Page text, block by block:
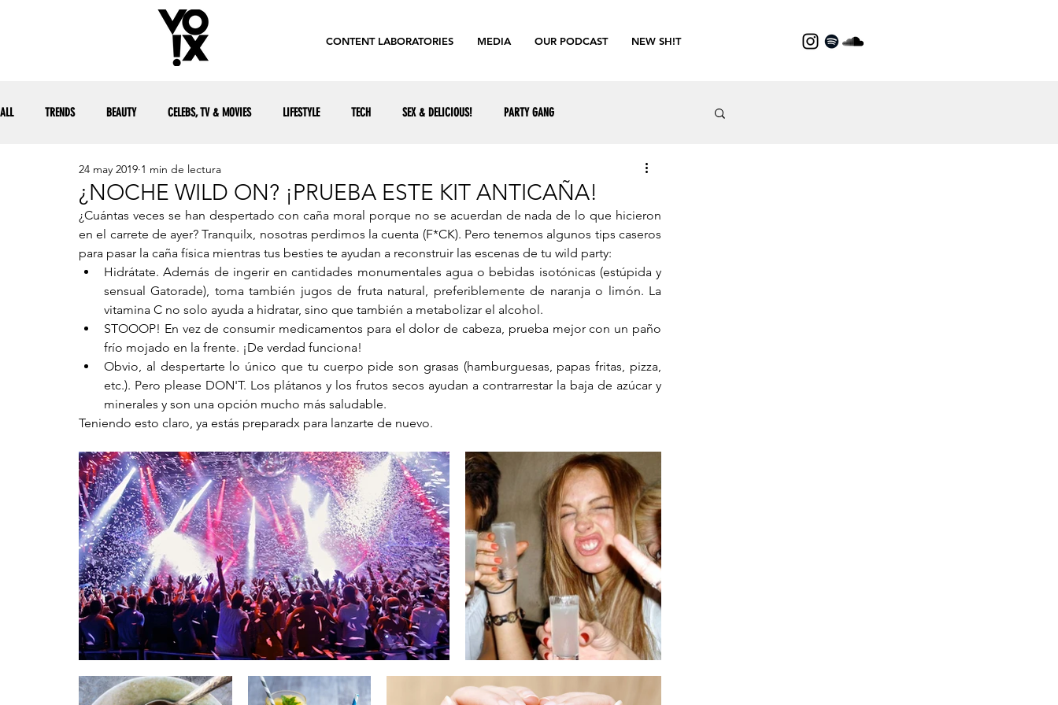
CONTENT LABORATORIES MEDIA OUR PODCAST NEW SH!T
ALL TRENDS BEAUTY CELEBS, TV & MOVIES LIFESTYLE TECH SEX & DELICIOUS! PARTY GANG
¿NOCHE WILD ON? ¡PRUEBA ESTE KIT ANTICAÑA!
24 may 2019 1 min de lectura
¿Cuántas veces se han despertado con caña moral porque no se acuerdan de nada de lo que hicieron
en el carrete de ayer? Tranquilx, nosotras perdimos la cuenta (F*CK). Pero tenemos algunos tips caseros
para pasar la caña física mientras tus besties te ayudan a reconstruir las escenas de tu wild party:
Hidrátate. Además de ingerir en cantidades monumentales agua o bebidas isotónicas (estúpida y
sensual Gatorade), toma también jugos de fruta natural, preferiblemente de naranja o limón. La
vitamina C no solo ayuda a hidratar, sino que también a metabolizar el alcohol.
STOOOP! En vez de consumir medicamentos para el dolor de cabeza, prueba mejor con un paño
frío mojado en la frente. ¡De verdad funciona!
Obvio, al despertarte lo único que tu cuerpo pide son grasas (hamburguesas, papas fritas, pizza,
etc.). Pero please DON'T. Los plátanos y los frutos secos ayudan a contrarrestar la baja de azúcar y
minerales y son una opción mucho más saludable.
Teniendo esto claro, ya estás preparadx para lanzarte de nuevo.